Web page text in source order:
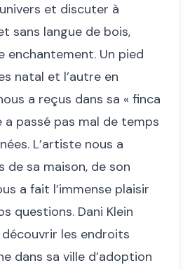
et discuter à
sans langue de bois,
enchantement. Un pied
natal et l’autre en
a reçus dans sa « finca
a passé pas mal de temps
L’artiste nous a
sa maison, de son
a fait l’immense plaisir
questions. Dani Klein
les endroits
dans sa ville d’adoption